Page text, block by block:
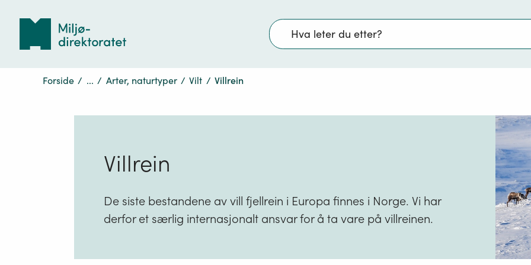
Søk
Forside / ... / Arter, naturtyper / Vilt / Villrein
Villrein
De siste bestandene av vill fjellrein i Europa finnes i Norge. Vi har
derfor et særlig internasjonalt ansvar for å ta vare på villreinen.